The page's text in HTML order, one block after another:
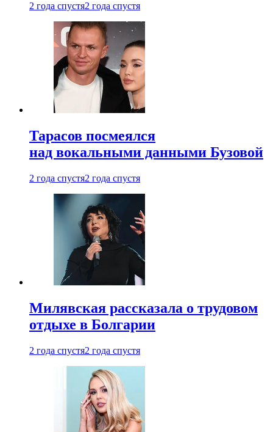
2 года спустя2 года спустя
Тарасов посмеялся
над вокальными данными Бузовой
2 года спустя2 года спустя
Милявская рассказала о трудовом
отдыхе в Болгарии
2 года спустя2 года спустя